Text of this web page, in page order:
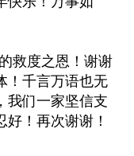
救度之恩！谢谢
！千言万语也无
我们一家坚信支
！再次谢谢！